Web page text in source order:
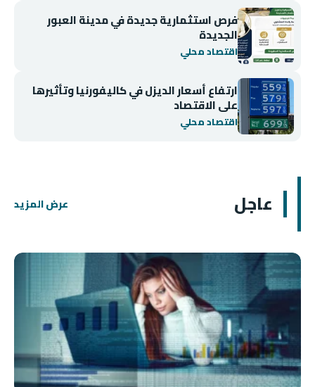
فرص استثمارية جديدة في مدينة العبور
الجديدة
اقتصاد محلي
ارتفاع أسعار الديزل في كاليفورنيا وتأثيرها
على الاقتصاد
اقتصاد محلي
عاجل عرض المزيد